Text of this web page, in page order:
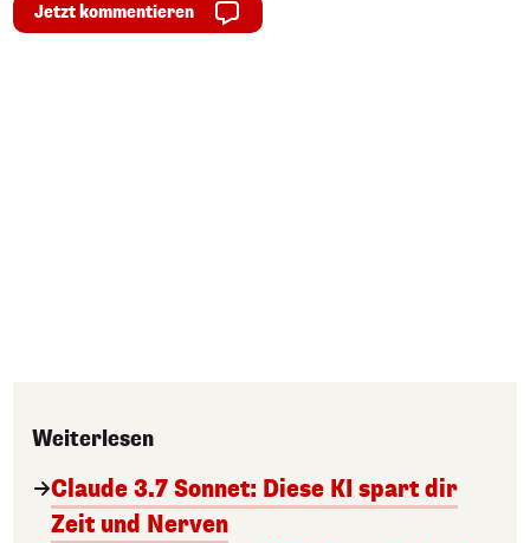
Jetzt kommentieren
Weiterlesen
Claude 3.7 Sonnet: Diese KI spart dir
Zeit und Nerven